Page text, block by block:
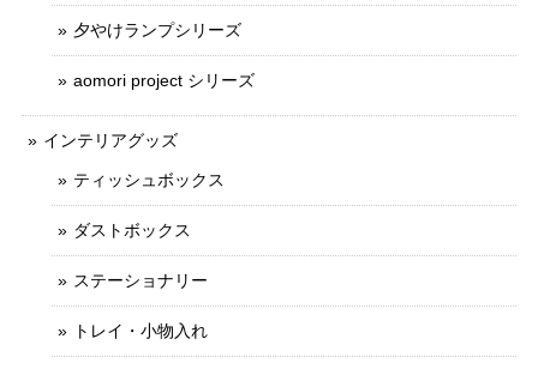
夕やけランプシリーズ
aomori project シリーズ
インテリアグッズ
ティッシュボックス
ダストボックス
ステーショナリー
トレイ・小物入れ